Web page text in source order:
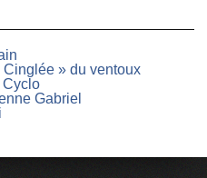
» du ventoux
Cyclo
Gabriel